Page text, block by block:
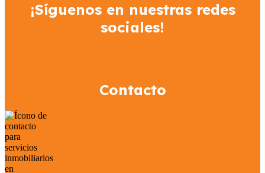
¡Síguenos en nuestras redes
sociales!
Contacto